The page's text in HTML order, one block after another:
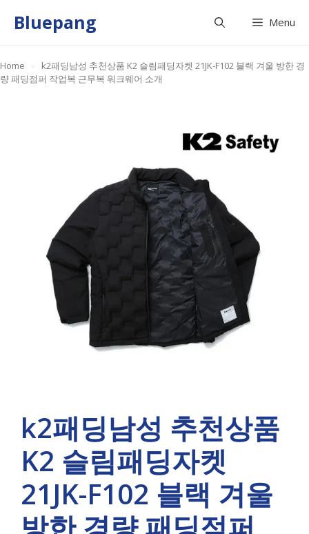
Bluepang Menu
Home
k2패딩남성 추천상품 K2 슬림패딩자켓 21JK-F102 블랙 겨울 방한 경
량 패딩점퍼 작업복 근무복 워크웨어 소개
k2패딩남성 추천상품
K2 슬림패딩자켓
21JK-F102 블랙 겨울
방한 경량 패딩점퍼